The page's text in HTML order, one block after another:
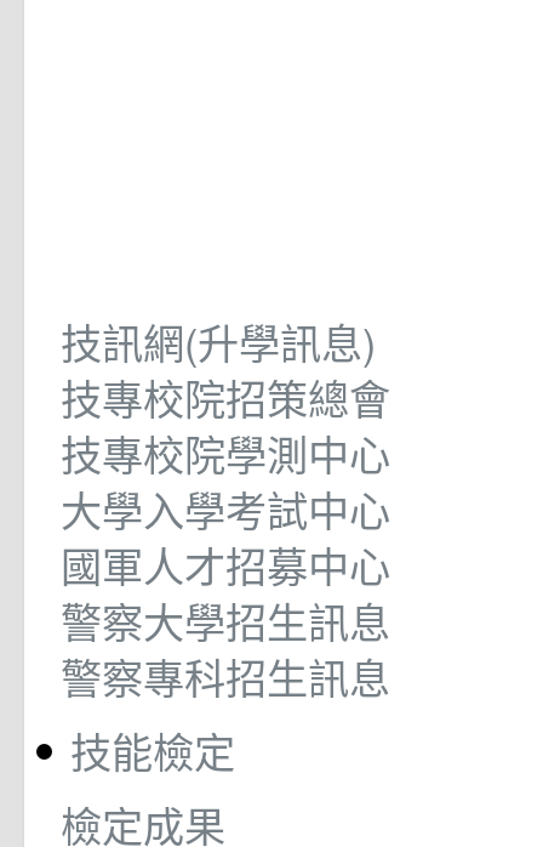
技訊網(升學訊息)
技專校院招策總會
技專校院學測中心
大學入學考試中心
國軍人才招募中心
警察大學招生訊息
警察專科招生訊息
技能檢定
檢定成果